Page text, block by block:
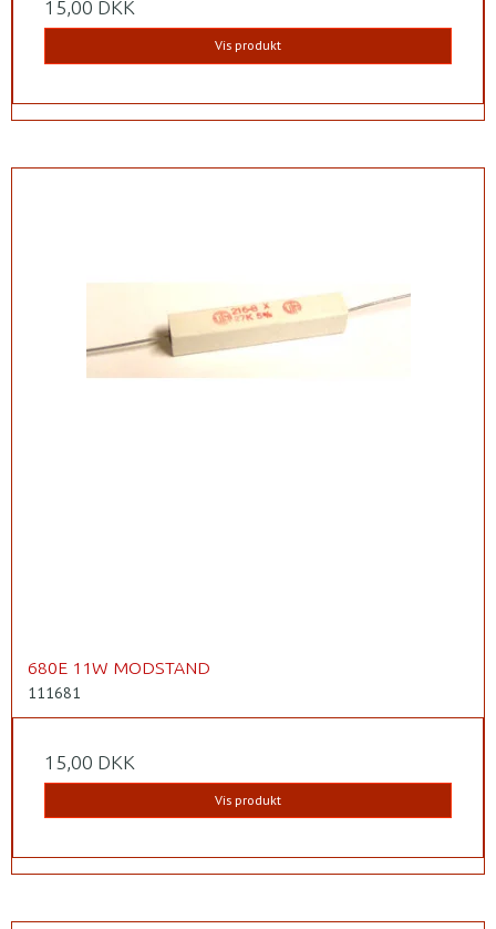
15,00 DKK
Vis produkt
680E 11W MODSTAND
111681
15,00 DKK
Vis produkt